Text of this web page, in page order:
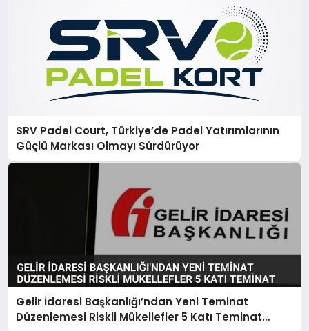
SRV Padel Court, Türkiye’de Padel Yatırımlarının
Güçlü Markası Olmayı Sürdürüyor
Gelir İdaresi Başkanlığı’ndan Yeni Teminat
Düzenlemesi Riskli Mükellefler 5 Katı Teminat